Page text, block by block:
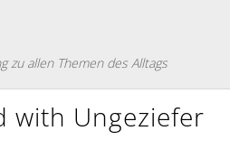
zu allen Themen des Alltags
with Ungeziefer